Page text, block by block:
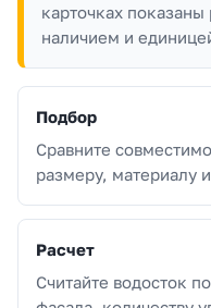
карточках
наличием и
Подбор
Сравните
размеру, материалу
Расчет
Считайте водосток